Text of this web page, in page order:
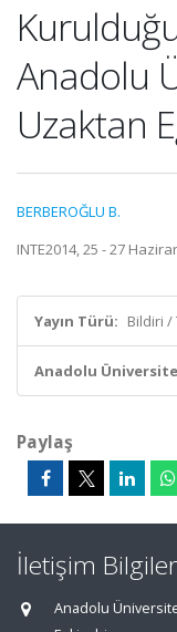
Anadolu
Uzaktan
BERBEROĞLU B.
INTE2014, 25 - 27
Yayın Türü: Bildiri /
Anadolu
Paylaş
İletişim
Anadolu